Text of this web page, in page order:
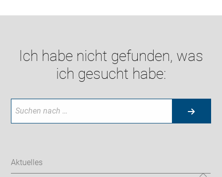
Ich habe nicht gefunden, was
ich gesucht habe:
Aktuelles